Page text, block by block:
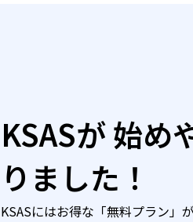
KSASが始め
りました！
KSASにはお得な「無料プラン」が